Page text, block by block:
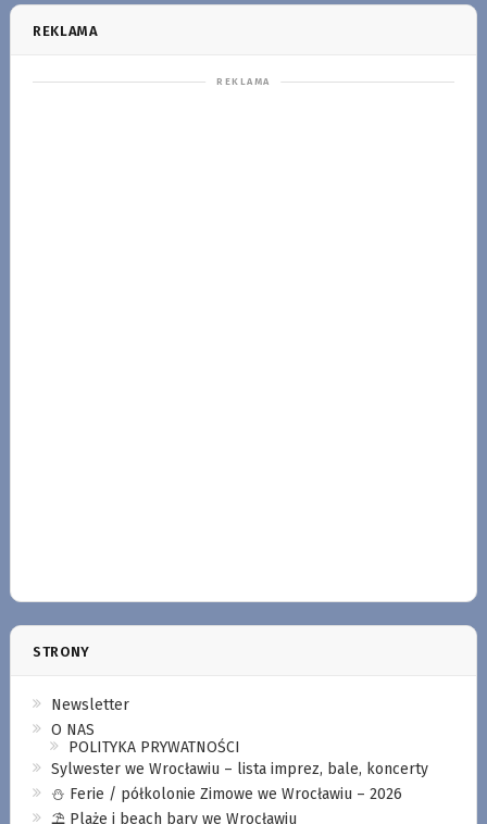
REKLAMA
STRONY
Newsletter
O NAS
POLITYKA PRYWATNOŚCI
Sylwester we Wrocławiu – lista imprez, bale, koncerty
⛄️ Ferie / półkolonie Zimowe we Wrocławiu – 2026
⛱️ Plaże i beach bary we Wrocławiu